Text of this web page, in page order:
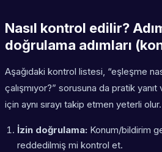
Nasıl kontrol edilir?
doğrulama adımları
Aşağıdaki kontrol listesi, “eşleşme
çalışmıyor?” sorusuna da pratik
için aynı sırayı takip etmen yeterli olur.
İzin doğrulama: Konum/bildirim
reddedilmiş mi kontrol et.